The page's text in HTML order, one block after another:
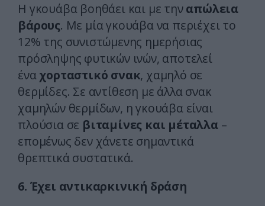
Η γκουάβα βοηθάει και με τηναπώλεια
βάρους. Με μία γκουάβα να περιέχει το
12% της συνιστώμενης ημερήσιας
πρόσληψης φυτικών ινών, αποτελεί
ένα χορταστικό σνακ, χαμηλό σε
θερμίδες. Σε αντίθεση με άλλα σνακ
χαμηλών θερμίδων, η γκουάβα είναι
πλούσια σε βιταμίνες και μέταλλα–
επομένως δεν χάνετε σημαντικά
θρεπτικά συστατικά.
6. Έχει αντικαρκινική δράση